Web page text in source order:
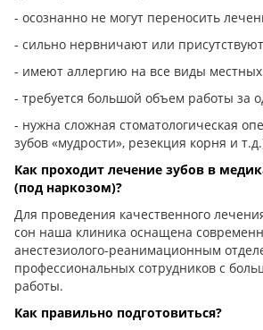
- осознанно не могут переносить
- сильно нервничают или
- имеют аллергию на все виды местных
- требуется большой объем работы за
- нужна сложная стоматологическая
зубов «мудрости», резекция корня и
Как проходит лечение зубов в
(под наркозом)?
Для проведения качественного
сон наша клиника оснащена
анестезиолого-реанимационным
профессиональных сотрудников с
работы.
Как правильно подготовиться?